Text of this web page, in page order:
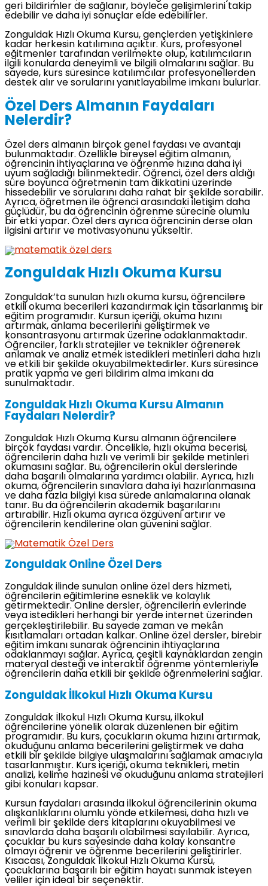
geri bildirimler de sağlanır, böylece gelişimlerini takip
edebilir ve daha iyi sonuçlar elde edebilirler.
Zonguldak Hızlı Okuma Kursu, gençlerden yetişkinlere
kadar herkesin katılımına açıktır. Kurs, profesyonel
eğitmenler tarafından verilmekte olup, katılımcıların
ilgili konularda deneyimli ve bilgili olmalarını sağlar. Bu
sayede, kurs süresince katılımcılar profesyonellerden
destek alır ve sorularını yanıtlayabilme imkanı bulurlar.
Özel Ders Almanın Faydaları
Nelerdir?
Özel ders almanın birçok genel faydası ve avantajı
bulunmaktadır. Özellikle bireysel eğitim almanın,
öğrencinin ihtiyaçlarına ve öğrenme hızına daha iyi
uyum sağladığı bilinmektedir. Öğrenci, özel ders aldığı
süre boyunca öğretmenin tam dikkatini üzerinde
hissedebilir ve sorularını daha rahat bir şekilde sorabilir.
Ayrıca, öğretmen ile öğrenci arasındaki iletişim daha
güçlüdür, bu da öğrencinin öğrenme sürecine olumlu
bir etki yapar. Özel ders ayrıca öğrencinin derse olan
ilgisini artırır ve motivasyonunu yükseltir.
Zonguldak Hızlı Okuma Kursu
Zonguldak’ta sunulan hızlı okuma kursu, öğrencilere
etkili okuma becerileri kazandırmak için tasarlanmış bir
eğitim programıdır. Kursun içeriği, okuma hızını
artırmak, anlama becerilerini geliştirmek ve
konsantrasyonu artırmak üzerine odaklanmaktadır.
Öğrenciler, farklı stratejiler ve teknikler öğrenerek
anlamak ve analiz etmek istedikleri metinleri daha hızlı
ve etkili bir şekilde okuyabilmektedirler. Kurs süresince
pratik yapma ve geri bildirim alma imkanı da
sunulmaktadır.
Zonguldak Hızlı Okuma Kursu Almanın
Faydaları Nelerdir?
Zonguldak Hızlı Okuma Kursu almanın öğrencilere
birçok faydası vardır. Öncelikle, hızlı okuma becerisi,
öğrencilerin daha hızlı ve verimli bir şekilde metinleri
okumasını sağlar. Bu, öğrencilerin okul derslerinde
daha başarılı olmalarına yardımcı olabilir. Ayrıca, hızlı
okuma, öğrencilerin sınavlara daha iyi hazırlanmasına
ve daha fazla bilgiyi kısa sürede anlamalarına olanak
tanır. Bu da öğrencilerin akademik başarılarını
artırabilir. Hızlı okuma ayrıca özgüveni artırır ve
öğrencilerin kendilerine olan güvenini sağlar.
Zonguldak Online Özel Ders
Zonguldak ilinde sunulan online özel ders hizmeti,
öğrencilerin eğitimlerine esneklik ve kolaylık
getirmektedir. Online dersler, öğrencilerin evlerinde
veya istedikleri herhangi bir yerde internet üzerinden
gerçekleştirilebilir. Bu sayede zaman ve mekân
kısıtlamaları ortadan kalkar. Online özel dersler, birebir
eğitim imkanı sunarak öğrencinin ihtiyaçlarına
odaklanmayı sağlar. Ayrıca, çeşitli kaynaklardan zengin
materyal desteği ve interaktif öğrenme yöntemleriyle
öğrencilerin daha etkili bir şekilde öğrenmelerini sağlar.
Zonguldak İlkokul Hızlı Okuma Kursu
Zonguldak İlkokul Hızlı Okuma Kursu, ilkokul
öğrencilerine yönelik olarak düzenlenen bir eğitim
programıdır. Bu kurs, çocukların okuma hızını artırmak,
okuduğunu anlama becerilerini geliştirmek ve daha
etkili bir şekilde bilgiye ulaşmalarını sağlamak amacıyla
tasarlanmıştır. Kurs içeriği, okuma teknikleri, metin
analizi, kelime hazinesi ve okuduğunu anlama stratejileri
gibi konuları kapsar.
Kursun faydaları arasında ilkokul öğrencilerinin okuma
alışkanlıklarını olumlu yönde etkilemesi, daha hızlı ve
verimli bir şekilde ders kitaplarını okuyabilmesi ve
sınavlarda daha başarılı olabilmesi sayılabilir. Ayrıca,
çocuklar bu kurs sayesinde daha kolay konsantre
olmayı öğrenir ve öğrenme becerilerini geliştirirler.
Kısacası, Zonguldak İlkokul Hızlı Okuma Kursu,
çocuklarına başarılı bir eğitim hayatı sunmak isteyen
veliler için ideal bir seçenektir.